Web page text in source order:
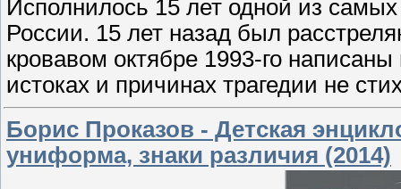
Исполнилось 15 лет одной из
России. 15 лет назад был
кровавом октябре 1993-го
истоках и причинах трагедии не
Борис Проказов - Детская
униформа, знаки различия (2014)